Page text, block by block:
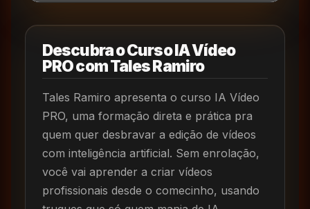
Descubra o Curso IA Vídeo
PRO com Tales Ramiro
Tales Ramiro apresenta o curso IA Vídeo
PRO, uma formação direta e prática pra
quem quer desbravar a edição de vídeos
com inteligência artificial. Sem enrolação,
você vai aprender a criar vídeos
profissionais desde o comecinho, usando